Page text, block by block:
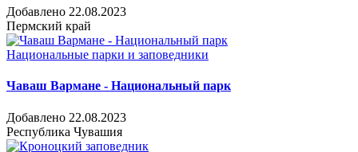
Добавлено 22.08.2023
Пермский край
Национальные парки и заповедники
Чаваш Вармане - Национальный парк
Добавлено 22.08.2023
Республика Чувашия